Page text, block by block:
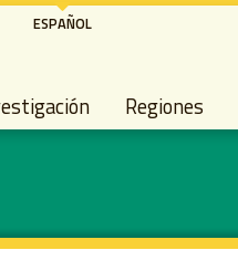
Pasar
principal
ESPAÑOL
Regiones